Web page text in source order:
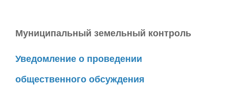
Муниципальный земельный контроль
Уведомление о проведении
общественного обсуждения